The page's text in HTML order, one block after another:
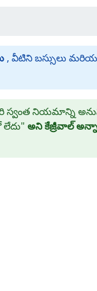
, వీటిని బస్సులు
నియమాన్ని
అని కేజ్రీవాల్